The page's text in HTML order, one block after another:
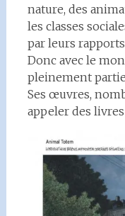
nature, des
les classes
par leurs
Donc avec le
pleinement
Ses œuvres,
appeler des